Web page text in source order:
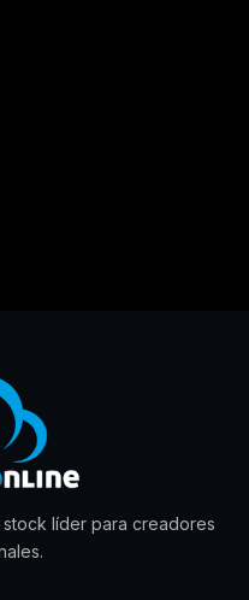
líder para creadores